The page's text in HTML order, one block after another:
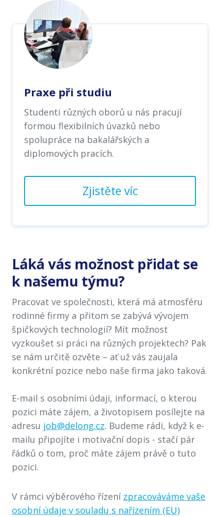
Praxe při studiu
Studenti různých oborů u nás pracují
formou flexibilních úvazků nebo
spolupráce na bakalářských a
diplomových pracích.
Zjistěte víc
Láká vás možnost přidat se
k našemu týmu?
Pracovat ve společnosti, která má atmosféru
rodinné firmy a přitom se zabývá vývojem
špičkových technologií? Mít možnost
vyzkoušet si práci na různých projektech? Pak
se nám určitě ozvěte – ať už vás zaujala
konkrétní pozice nebo naše firma jako taková.
E-mail s osobními údaji, informací, o kterou
pozici máte zájem, a životopisem posílejte na
adresu job@delong.cz. Budeme rádi, když k e-
mailu připojíte i motivační dopis - stačí pár
řádků o tom, proč máte zájem právě o tuto
pozici.
V rámci výběrového řízení zpracováváme vaše
osobní údaje v souladu s nařízením (EU)